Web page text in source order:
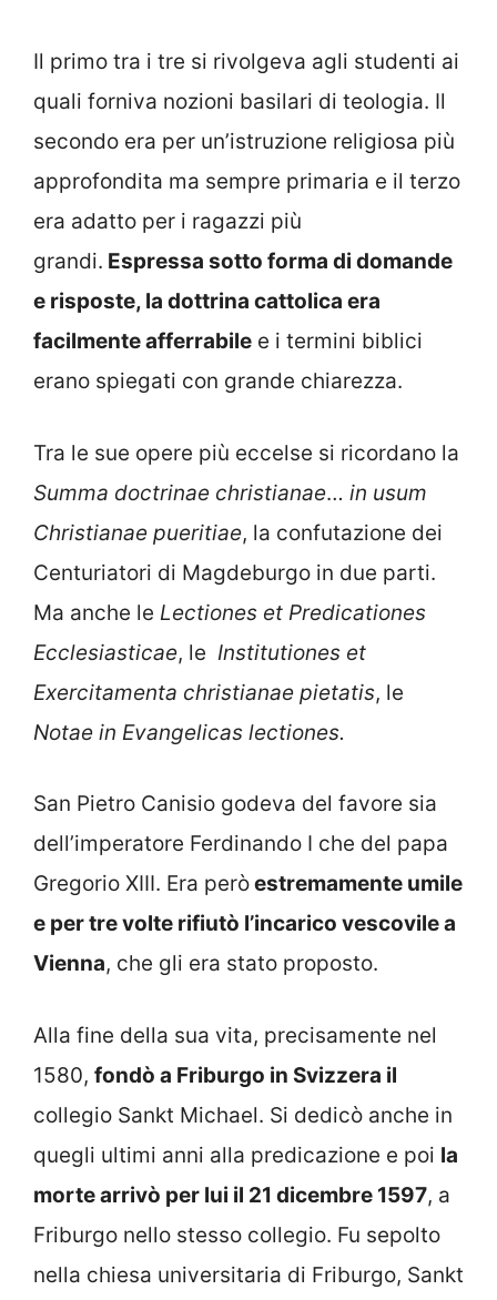
Il primo tra i tre si rivolgeva agli studenti ai
quali forniva nozioni basilari di teologia. Il
secondo era per un’istruzione religiosa più
approfondita ma sempre primaria e il terzo
era adatto per i ragazzi più
grandi. Espressa sotto forma di domande
e risposte, la dottrina cattolica era
facilmente afferrabile e i termini biblici
erano spiegati con grande chiarezza.
Tra le sue opere più eccelse si ricordano la
Summa doctrinae christianae… in usum
Christianae pueritiae, la confutazione dei
Centuriatori di Magdeburgo in due parti.
Ma anche le Lectiones et Predicationes
Ecclesiasticae, le Institutiones et
Exercitamenta christianae pietatis, le
Notae in Evangelicas lectiones.
San Pietro Canisio godeva del favore sia
dell’imperatore Ferdinando I che del papa
Gregorio XIII. Era peròestremamente umile
e per tre volte rifiutò l’incarico vescovile a
Vienna, che gli era stato proposto.
Alla fine della sua vita, precisamente nel
1580, fondò a Friburgo in Svizzera il
collegio Sankt Michael. Si dedicò anche in
quegli ultimi anni alla predicazione e poi la
morte arrivò per lui il 21 dicembre 1597, a
Friburgo nello stesso collegio. Fu sepolto
nella chiesa universitaria di Friburgo, Sankt